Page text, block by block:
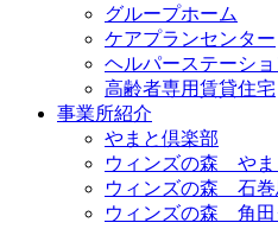
グループホーム
ケアプランセンター
ヘルパーステーショ
高齢者専用賃貸住宅
事業所紹介
やまと倶楽部
ウィンズの森 やま
ウィンズの森 石巻
ウィンズの森 角田